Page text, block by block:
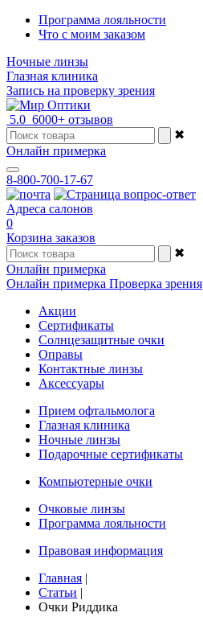
Программа лояльности
Что с моим заказом
Ночные линзы
Глазная клиника
Запись на проверку зрения
5.0 6000+ отзывов
✖
Онлайн примерка
8-800-700-17-67
Адреса салонов
0
Корзина заказов
✖
Онлайн примерка
Онлайн примерка Проверка зрения
Акции
Сертификаты
Солнцезащитные очки
Оправы
Контактные линзы
Аксессуары
Прием офтальмолога
Глазная клиника
Ночные линзы
Подарочные сертификаты
Компьютерные очки
Очковые линзы
Программа лояльности
Правовая информация
Главная |
Статьи |
Очки Риддика